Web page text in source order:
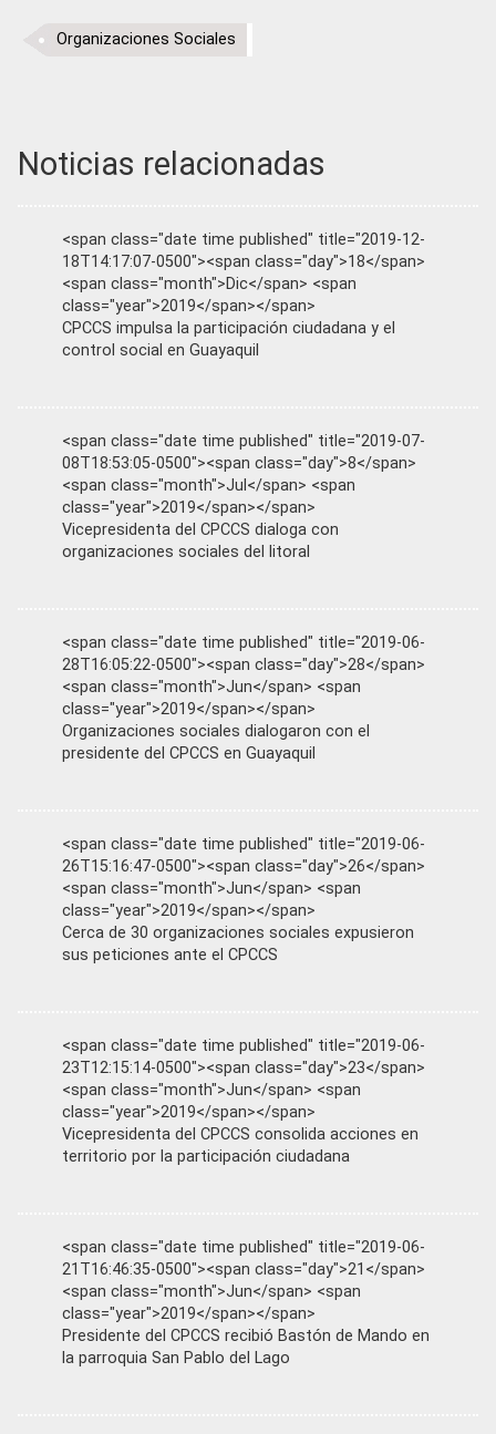
Organizaciones Sociales
Noticias relacionadas
<span class="date time published" title="2019-12-
18T14:17:07-0500"><span class="day">18</span>
<span class="month">Dic</span> <span
class="year">2019</span></span>
CPCCS impulsa la participación ciudadana y el
control social en Guayaquil
<span class="date time published" title="2019-07-
08T18:53:05-0500"><span class="day">8</span>
<span class="month">Jul</span> <span
class="year">2019</span></span>
Vicepresidenta del CPCCS dialoga con
organizaciones sociales del litoral
<span class="date time published" title="2019-06-
28T16:05:22-0500"><span class="day">28</span>
<span class="month">Jun</span> <span
class="year">2019</span></span>
Organizaciones sociales dialogaron con el
presidente del CPCCS en Guayaquil
<span class="date time published" title="2019-06-
26T15:16:47-0500"><span class="day">26</span>
<span class="month">Jun</span> <span
class="year">2019</span></span>
Cerca de 30 organizaciones sociales expusieron
sus peticiones ante el CPCCS
<span class="date time published" title="2019-06-
23T12:15:14-0500"><span class="day">23</span>
<span class="month">Jun</span> <span
class="year">2019</span></span>
Vicepresidenta del CPCCS consolida acciones en
territorio por la participación ciudadana
<span class="date time published" title="2019-06-
21T16:46:35-0500"><span class="day">21</span>
<span class="month">Jun</span> <span
class="year">2019</span></span>
Presidente del CPCCS recibió Bastón de Mando en
la parroquia San Pablo del Lago